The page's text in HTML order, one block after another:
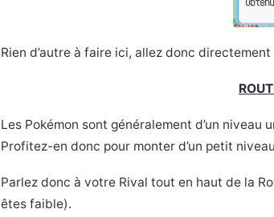
Rien d’autre à faire ici, allez donc directement
Les Pokémon sont généralement d’un niveau
Profitez-en donc pour monter d’un petit
Parlez donc à votre Rival tout en haut de la
êtes faible).